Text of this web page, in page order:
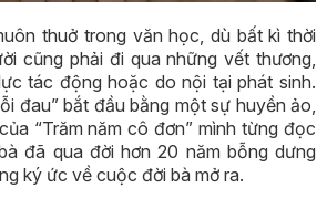
thuở trong văn học, dù bất kì thời
cũng phải đi qua những vết thương,
tác động hoặc do nội tại phát sinh.
đau” bắt đầu bằng một sự huyền ảo,
“Trăm năm cô đơn” mình từng đọc
đã qua đời hơn 20 năm bỗng dưng
ký ức về cuộc đời bà mở ra.